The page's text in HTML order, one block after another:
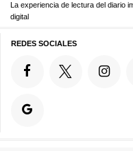
La experiencia de lectura del diario
digital
REDES SOCIALES